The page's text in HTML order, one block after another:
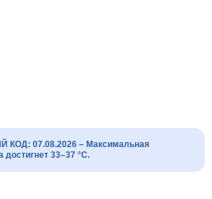
07.08.2026 – Максимальная
достигнет 33–37 °C.